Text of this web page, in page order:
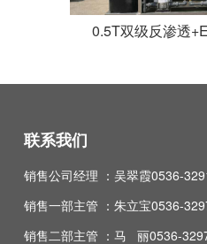
0.5T双级反渗透
联系我们
销售公司经理 ：吴翠霞0536-
销售一部主管 ：朱立宝0536-
销售二部主管 ：马 丽0536-